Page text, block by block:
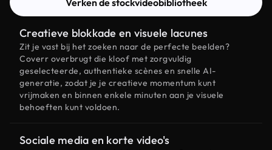
Verken de stockvideobibliotheek
Creatieve blokkade en visuele lacunes
Zit je vast bij het zoeken naar de perfecte beelden?
Coverr overbrugt die kloof met zorgvuldig
geselecteerde, authentieke scènes en snelle AI-
generatie, zodat je je creatieve momentum kunt
vrijmaken en binnen enkele minuten aan je visuele
behoeften kunt voldoen.
Sociale media en korte video's